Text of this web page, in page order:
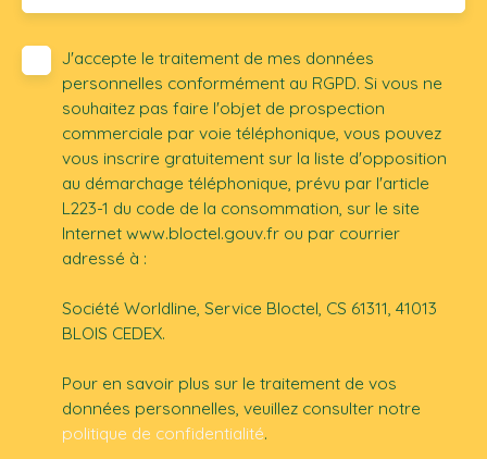
J'accepte le traitement de mes données
personnelles conformément au RGPD. Si vous ne
souhaitez pas faire l'objet de prospection
commerciale par voie téléphonique, vous pouvez
vous inscrire gratuitement sur la liste d'opposition
au démarchage téléphonique, prévu par l'article
L223-1 du code de la consommation, sur le site
Internet www.bloctel.gouv.fr ou par courrier
adressé à :
Société Worldline, Service Bloctel, CS 61311, 41013
BLOIS CEDEX.
Pour en savoir plus sur le traitement de vos
données personnelles, veuillez consulter notre
politique de confidentialité.